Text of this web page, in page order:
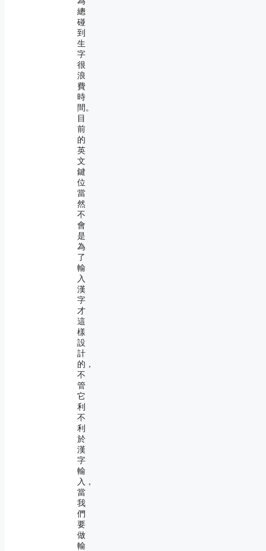
總
碰
到
生
字
很
浪
費
時
間。
目
前
的
英
文
鍵
位
當
然
不
會
是
為
了
輸
入
漢
字
才
這
樣
設
計
的，
不
管
它
利
不
利
於
漢
字
輸
入，
當
我
們
要
做
輸